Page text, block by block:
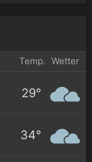
Temp. Wetter
29°
34°